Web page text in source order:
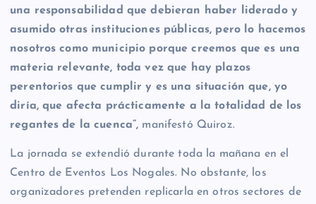
una responsabilidad que debieran haber liderado y
asumido otras instituciones públicas, pero lo hacemos
nosotros como municipio porque creemos que es una
materia relevante, toda vez que hay plazos
perentorios que cumplir y es una situación que, yo
diría, que afecta prácticamente a la totalidad de los
regantes de la cuenca”, manifestó Quiroz.
La jornada se extendió durante toda la mañana en el
Centro de Eventos Los Nogales. No obstante, los
organizadores pretenden replicarla en otros sectores de